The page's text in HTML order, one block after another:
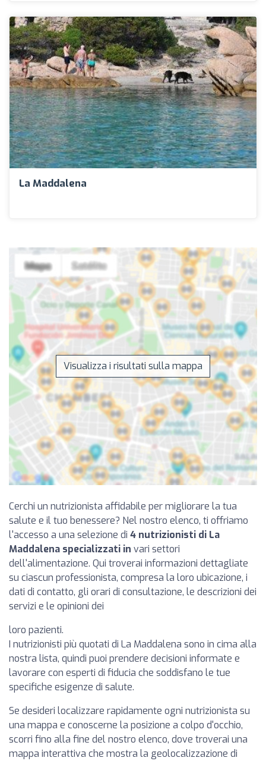
La Maddalena
Visualizza i risultati sulla mappa
Cerchi un nutrizionista affidabile per migliorare la tua
salute e il tuo benessere? Nel nostro elenco, ti offriamo
l'accesso a una selezione di 4 nutrizionisti di La
Maddalena specializzati in vari settori
dell'alimentazione. Qui troverai informazioni dettagliate
su ciascun professionista, compresa la loro ubicazione, i
dati di contatto, gli orari di consultazione, le descrizioni dei
servizi e le opinioni dei
loro pazienti.
I nutrizionisti più quotati di La Maddalena sono in cima alla
nostra lista, quindi puoi prendere decisioni informate e
lavorare con esperti di fiducia che soddisfano le tue
specifiche esigenze di salute.
Se desideri localizzare rapidamente ogni nutrizionista su
una mappa e conoscerne la posizione a colpo d'occhio,
scorri fino alla fine del nostro elenco, dove troverai una
mappa interattiva che mostra la geolocalizzazione di